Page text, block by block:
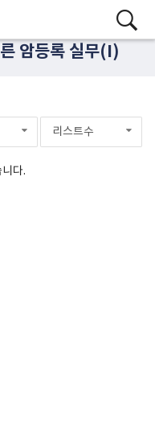
암등록 실무(I)
리스트수
다.